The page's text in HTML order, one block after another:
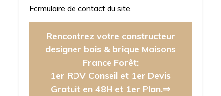
Formulaire de contact du site.
Rencontrez votre constructeur
designer bois & brique Maisons
France Forêt:
1er RDV Conseil et 1er Devis
Gratuit en 48H et 1er Plan.⇒